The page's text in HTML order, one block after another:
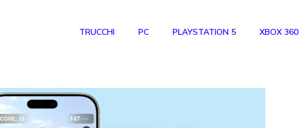
TRUCCHI PC PLAYSTATION 5 XBOX 360